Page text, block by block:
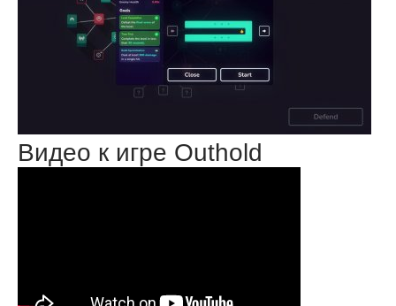
Видео к игре Outhold